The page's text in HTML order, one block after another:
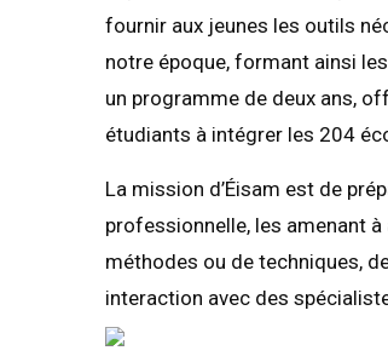
fournir aux jeunes les outils
notre époque, formant ainsi
un programme de deux ans,
étudiants à intégrer les 204
La mission d’Éisam est de
professionnelle, les amenant
méthodes ou de techniques,
interaction avec des